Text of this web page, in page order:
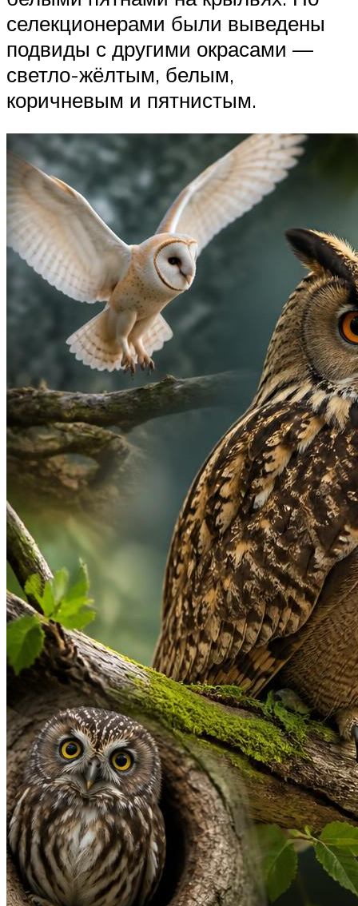
селекционерами были выведены
подвиды с другими окрасами —
светло-жёлтым, белым,
коричневым и пятнистым.